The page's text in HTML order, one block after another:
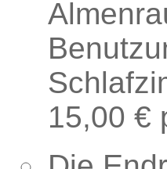
15,00 €